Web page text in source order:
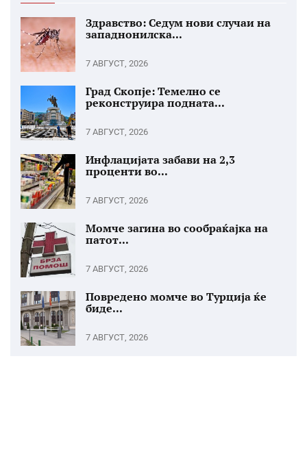
Здравство: Седум нови случаи на
западнонилска...
7 АВГУСТ, 2026
Град Скопје: Темелно се
реконструира подната...
7 АВГУСТ, 2026
Инфлацијата забави на 2,3
проценти во...
7 АВГУСТ, 2026
Момче загина во сообраќајка на
патот...
7 АВГУСТ, 2026
Повредено момче во Турција ќе
биде...
7 АВГУСТ, 2026